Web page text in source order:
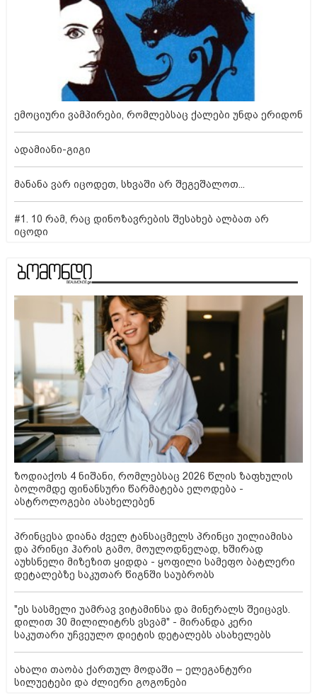
ემოციური ვამპირები, რომლებსაც ქალები უნდა ერიდონ
ადამიანი-გიგი
მანანა ვარ იცოდეთ, სხვაში არ შეგეშალოთ...
#1. 10 რამ, რაც დინოზავრების შესახებ ალბათ არ
იცოდი
ზოდიაქოს 4 ნიშანი, რომლებსაც 2026 წლის ზაფხულის
ბოლომდე ფინანსური წარმატება ელოდება -
ასტროლოგები ასახელებენ
პრინცესა დიანა ძველ ტანსაცმელს პრინცი უილიამისა
და პრინცი ჰარის გამო, მოულოდნელად, ხშირად
აუხსნელი მიზეზით ყიდდა - ყოფილი სამეფო ბატლერი
დეტალებზე საკუთარ წიგნში საუბრობს
"ეს სასმელი უამრავ ვიტამინსა და მინერალს შეიცავს.
დილით 30 მილილიტრს ვსვამ" - მირანდა კერი
საკუთარი უჩვეულო დიეტის დეტალებს ასახელებს
ახალი თაობა ქართულ მოდაში – ელეგანტური
სილუეტები და ძლიერი გოგონები